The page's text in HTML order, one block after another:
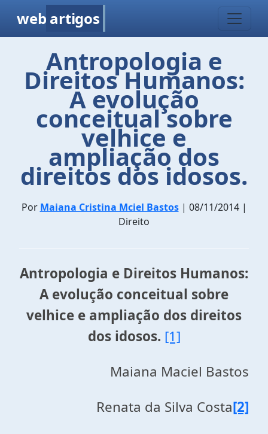
web artigos
Antropologia e
Direitos Humanos:
A evolução
conceitual sobre
velhice e
ampliação dos
direitos dos idosos.
Por Maiana Cristina Mciel Bastos| 08/11/2014 |
Direito
Antropologia e Direitos Humanos:
A evolução conceitual sobre
velhice e ampliação dos direitos
dos idosos. [1]
Maiana Maciel Bastos
Renata da Silva Costa[2]